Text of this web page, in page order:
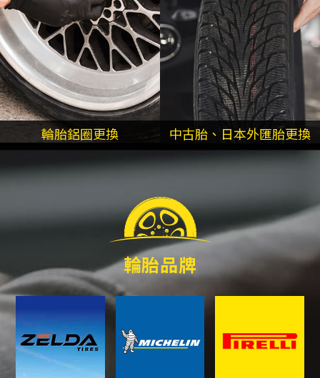
輪胎鋁圈更換 中古胎、日本外匯胎更換
輪胎品牌